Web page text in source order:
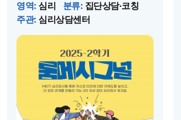
영역 : 심리 분류: 집단상담·코칭
주관: 심리상담센터
운영 시작 일시
: 2025.09.03(수) 10:00
운영 종료 일시: 2025.10.02(목) 16:00
상담코칭센터(컨버젼스홀
B124 )룸메시그널은 MBTI 심리검사
를 통해 자신과 룸메이트에 대한 이
해도를 높여 기숙사 생활 적응을 조